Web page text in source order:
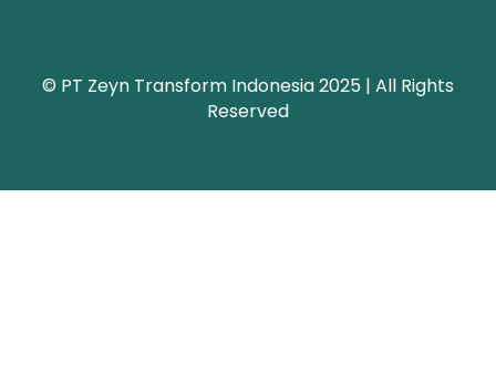
© PT Zeyn Transform Indonesia 2025 | All Rights
Reserved